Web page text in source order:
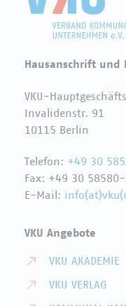
Hausanschrift und
VKU-
Invalidenstr. 91
10115 Berlin
Telefon: +49 30
Fax: +49 30
E-Mail:
VKU Angebote
VKU AKADEMIE
VKU VERLAG